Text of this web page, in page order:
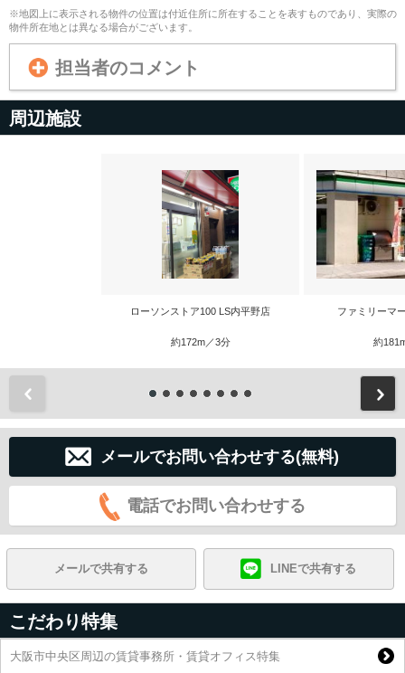
※地図上に表示される物件の位置は付近住所に所在することを表すものであり、実際の
物件所在地とは異なる場合がございます。
担当者のコメント
周辺施設
ローソンストア100 LS内平野店
約172m／3分
ファミリーマ
約
メールでお問い合わせする(無料)
電話でお問い合わせする
メールで共有する LINEで共有する
こだわり特集
大阪市中央区周辺の賃貸事務所・賃貸オフィス特集